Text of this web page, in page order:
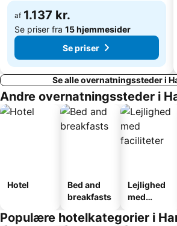
af 1.137 kr.
Se priser fra 15 hjemmesider
Se priser
Se alle overnatningssteder i
Andre overnatningssteder i
Hotel
Bed and
breakfasts
Lejlighed
med
Populære hotelkategorier i